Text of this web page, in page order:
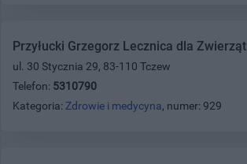
Przyłucki Grzegorz Lecznica dla Zwierząt
ul. 30 Stycznia 29, 83-110 Tczew
Telefon: 5310790
Kategoria: Zdrowie i medycyna, numer: 929